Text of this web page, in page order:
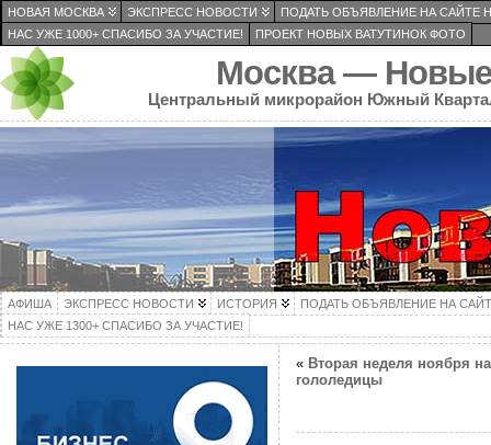
НОВАЯ МОСКВА ЭКСПРЕСС НОВОСТИ
ПОДАТЬ ОБЪЯВЛЕНИЕ НА САЙТЕ
НАС УЖЕ 1000+ СПАСИБО ЗА УЧАСТИЕ!
ПРОЕКТ НОВЫХ ВАТУТИНОК ФОТО
Москва — Новые
Центральный микрорайон Южный
АФИША ЭКСПРЕСС НОВОСТИ ИСТОРИЯ
ПОДАТЬ ОБЪЯВЛЕНИЕ НА
НАС УЖЕ 1300+ СПАСИБО ЗА УЧАСТИЕ!
« Вторая неделя ноября
гололедицы